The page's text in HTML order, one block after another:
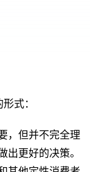
式：
，但并不完全理
出更好的决策。